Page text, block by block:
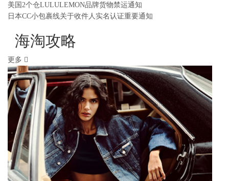
美国2个仓LULULEMON品牌货物禁运通知
日本CC小包裹线关于收件人实名认证重要通知
海淘攻略
更多